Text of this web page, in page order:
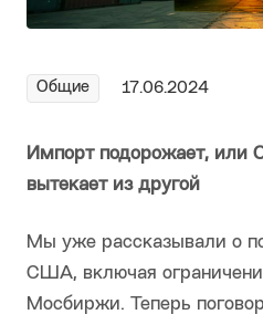
Общие 17.06.2024
Импорт подорожает, или
вытекает из другой
Мы уже рассказывали о
США, включая
Мосбиржи. Теперь